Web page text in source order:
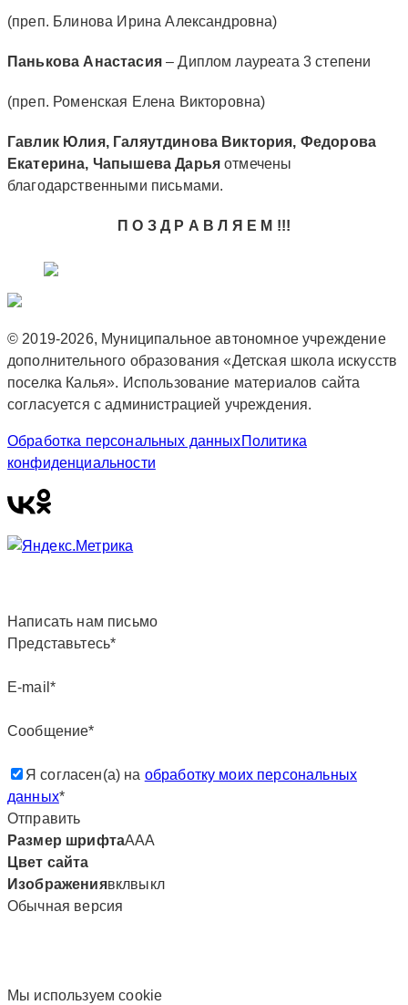
(преп. Блинова Ирина Александровна)
Панькова Анастасия– Диплом лауреата 3 степени
(преп. Роменская Елена Викторовна)
Гавлик Юлия, Галяутдинова Виктория, Федорова
Екатерина, Чапышева Дарья отмечены
благодарственными письмами.
П О З Д Р А В Л Я Е М !!!
© 2019-2026, Муниципальное автономное учреждение
дополнительного образования «Детская школа искусств
поселка Калья». Использование материалов сайта
согласуется с администрацией учреждения.
Обработка персональных данныхПолитика
конфиденциальности
Написать нам письмо
Представьтесь*
E-mail*
Сообщение*
Я согласен(а) на обработку моих персональных
данных*
Отправить
Размер шрифтаААА
Цвет сайта
Изображениявклвыкл
Обычная версия
Мы используем сookie